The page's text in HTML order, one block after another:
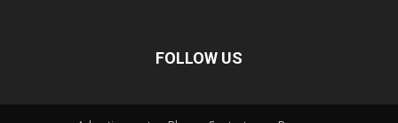
FOLLOW US